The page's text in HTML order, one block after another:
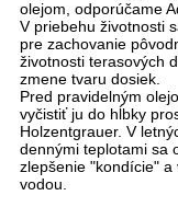
olejom, odporúčame
V priebehu životnosti
pre zachovanie
životnosti terasových
zmene tvaru dosiek.
Pred pravidelným
vyčistiť ju do hĺbky
Holzentgrauer. V
dennými teplotami sa
zlepšenie "kondície"
vodou.